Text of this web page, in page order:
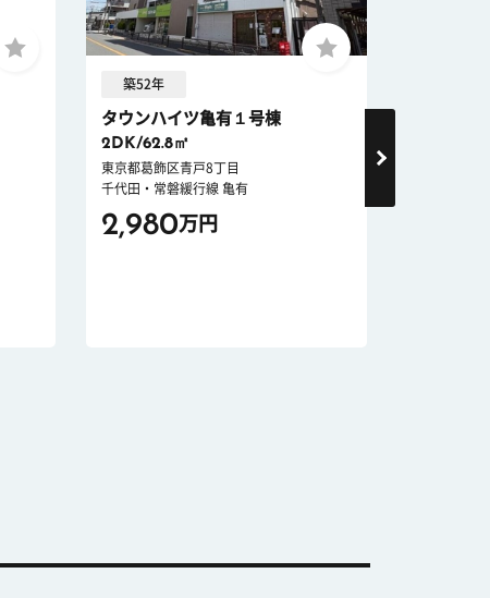
築52年
タウンハイツ亀有１号棟
2DK/62.8㎡
東京都葛飾区青戸8丁目
千代田・常磐緩行線 亀有
2,980万円